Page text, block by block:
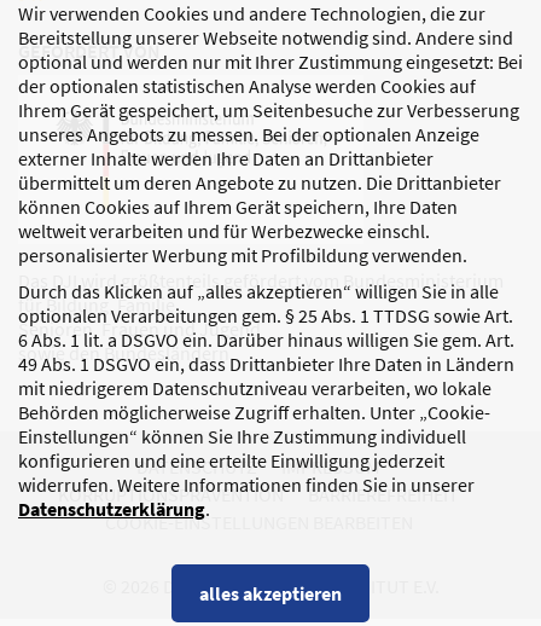
Wir verwenden Cookies und andere Technologien, die zur
Bereitstellung unserer Webseite notwendig sind. Andere sind
optional und werden nur mit Ihrer Zustimmung eingesetzt: Bei
der optionalen statistischen Analyse werden Cookies auf
Ihrem Gerät gespeichert, um Seitenbesuche zur Verbesserung
unseres Angebots zu messen. Bei der optionalen Anzeige
externer Inhalte werden Ihre Daten an Drittanbieter
übermittelt um deren Angebote zu nutzen. Die Drittanbieter
können Cookies auf Ihrem Gerät speichern, Ihre Daten
weltweit verarbeiten und für Werbezwecke einschl.
personalisierter Werbung mit Profilbildung verwenden.
Durch das Klicken auf „alles akzeptieren“ willigen Sie in alle
optionalen Verarbeitungen gem. § 25 Abs. 1 TTDSG sowie Art.
6 Abs. 1 lit. a DSGVO ein. Darüber hinaus willigen Sie gem. Art.
49 Abs. 1 DSGVO ein, dass Drittanbieter Ihre Daten in Ländern
mit niedrigerem Datenschutzniveau verarbeiten, wo lokale
Behörden möglicherweise Zugriff erhalten. Unter „Cookie-
Einstellungen“ können Sie Ihre Zustimmung individuell
konfigurieren und eine erteilte Einwilligung jederzeit
widerrufen. Weitere Informationen finden Sie in unserer
Datenschutzerklärung.
alles akzeptieren
GEFÖRDERT VON
Das DJI wird größtenteils gefördert vom Bundesministerium
für Bildung, Familie,
Senioren, Frauen und Jugend
sowie den Bundesländern.
DATENSCHUTZ
IMPRESSUM
KORRUPTIONSPRÄVENTION
BARRIEREFREIHEIT
COOKIE-EINSTELLUNGEN BEARBEITEN
© 2026 DEUTSCHES JUGENDINSTITUT E.V.